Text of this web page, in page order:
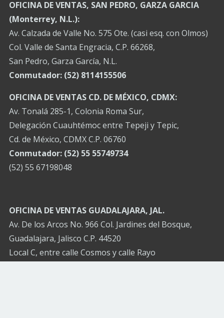
OFICINA DE VENTAS, SAN PEDRO, GARZA GARCIA
(Monterrey, N.L.):
Av. Calzada de Valle No. 575 Ote. (casi esq. con Olmos)
Col. Valle de Santa Engracia, C.P. 66268,
San Pedro, Garza García, N.L.
Conmutador: (52) 8114155506
OFICINA DE VENTAS CD. DE MÉXICO, CDMX:
Av. Tonalá 285-1, Colonia Roma Sur,
Delegación Cuauhtémoc entre Tepeji y Tepic,
Cd. de México, CDMX C.P. 06760
Conmutador: (52) 55 55749734
(52) 55 67198048
OFICINA DE VENTAS GUADALAJARA, JAL.
Av. De los Arcos No. 966 Col. Jardines del Bosque,
Guadalajara, Jalisco C.P. 44520
Local C, entre calle Cosmos y calle Rayo